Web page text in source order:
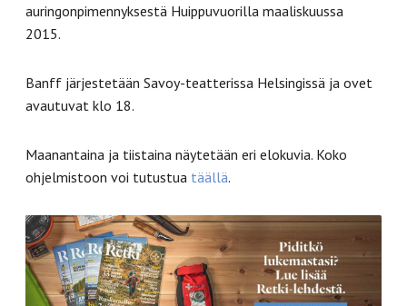
auringonpimennyksestä Huippuvuorilla maaliskuussa
2015.
Banff järjestetään Savoy-teatterissa Helsingissä ja ovet
avautuvat klo 18.
Maanantaina ja tiistaina näytetään eri elokuvia. Koko
ohjelmistoon voi tutustua täällä.